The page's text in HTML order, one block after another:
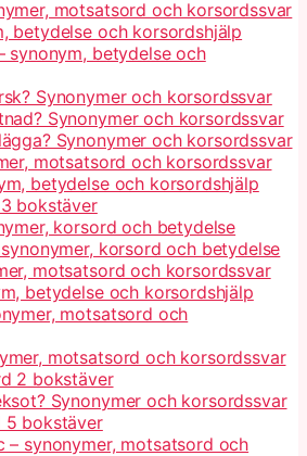
motsatsord och korsordssvar
betydelse och korsordshjälp
synonym, betydelse och
Synonymer och korsordssvar
Synonymer och korsordssvar
Synonymer och korsordssvar
motsatsord och korsordssvar
betydelse och korsordshjälp
bokstäver
korsord och betydelse
korsord och betydelse
motsatsord och korsordssvar
betydelse och korsordshjälp
motsatsord och
motsatsord och korsordssvar
2 bokstäver
Synonymer och korsordssvar
5 bokstäver
– synonymer, motsatsord och